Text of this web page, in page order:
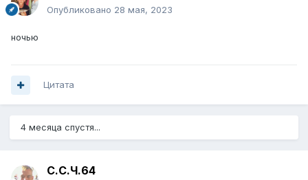
Опубликовано 28 мая, 2023
ночью
Цитата
4 месяца спустя...
С.С.Ч.64